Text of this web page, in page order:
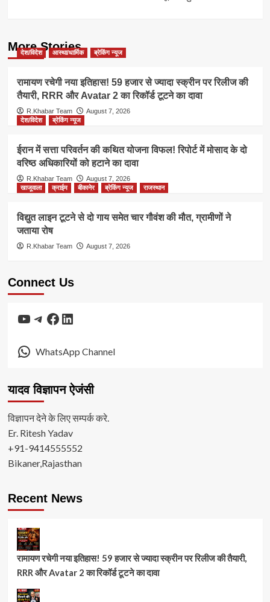
More Stories
देश/विदेश आस्था/धार्मिक ब्रेकिंग न्यूज
रामायण रचेगी नया इतिहास! 59 हजार से ज्यादा स्क्रीन पर रिलीज की
तैयारी, RRR और Avatar 2 का रिकॉर्ड टूटने का दावा
R.Khabar Team
August 7, 2026
देश/विदेश
ब्रेकिंग न्यूज
ईरान में सत्ता परिवर्तन की कथित योजना विफल! रिपोर्ट में मोसाद के दो
वरिष्ठ अधिकारियों को हटाने का दावा
R.Khabar Team
August 7, 2026
खाजूवाला
क्राईम बीकानेर ब्रेकिंग न्यूज राजस्थान
विद्युत लाइन टूटने से दो गाय समेत चार गौवंश की मौत, ग्रामीणों ने
जताया रोष
R.Khabar Team August 7, 2026
Connect Us
YouTube
Telegram
Facebook
LinkedIn
WhatsApp Channel
यादव विज्ञापन ऐजंसी
विज्ञापन देने के लिए सम्पर्क करे.
Er. Ritesh Yadav
+91-9414555552
Bikaner,Rajasthan
Recent News
रामायण रचेगी नया इतिहास! 59 हजार से ज्यादा स्क्रीन पर रिलीज की तैयारी,
RRR और Avatar 2 का रिकॉर्ड टूटने का दावा